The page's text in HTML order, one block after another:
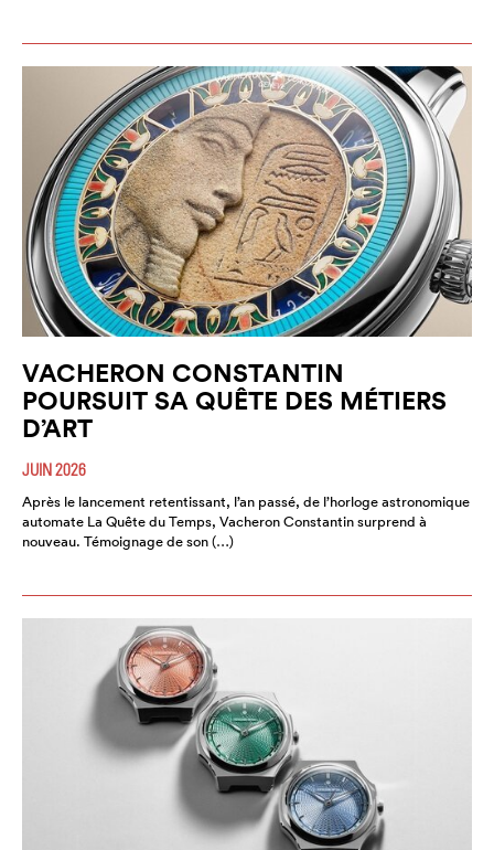
VACHERON CONSTANTIN
POURSUIT SA QUÊTE DES MÉTIERS
D’ART
JUIN 2026
Après le lancement retentissant, l’an passé, de l’horloge astronomique
automate La Quête du Temps, Vacheron Constantin surprend à
nouveau. Témoignage de son (…)